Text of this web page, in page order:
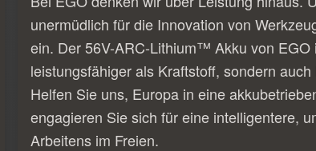
unermüdlich für die Innovation von
ein. Der 56V-ARC-Lithium™ Akku von EGO
leistungsfähiger als Kraftstoff, sondern
Helfen Sie uns, Europa in eine
engagieren Sie sich für eine intelligentere,
Arbeitens im Freien.